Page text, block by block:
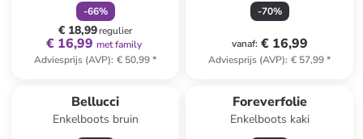
-66%
€ 18,99regulier
€ 16,99 met family
Adviesprijs (AVP): € 50,99*
-70%
vanaf: € 16,99
Adviesprijs (AVP): € 57,99*
Bellucci
Enkelboots bruin
Foreverfolie
Enkelboots kaki